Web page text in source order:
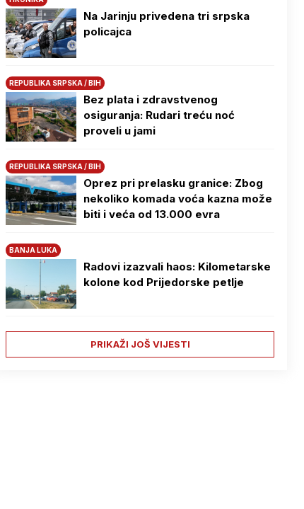
Na Јarinju privedena tri srpska
policajca
REPUBLIKA SRPSKA / BIH
Bez plata i zdravstvenog
osiguranja: Rudari treću noć
proveli u jami
REPUBLIKA SRPSKA / BIH
Oprez pri prelasku granice: Zbog
nekoliko komada voća kazna može
biti i veća od 13.000 evra
BANJA LUKA
Radovi izazvali haos: Kilometarske
kolone kod Prijedorske petlje
PRIKAŽI JOŠ VIJESTI